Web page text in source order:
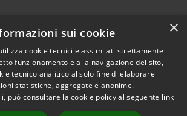
accessibilità
Copyright © 2026 • Comune di
×
sui cookie
cookie tecnici e assimilati strettamente
funzionamento e alla navigazione del sito,
tecnico analitico al solo fine di elaborare
statistiche, aggregate e anonime.
può consultare la cookie policy al seguente link